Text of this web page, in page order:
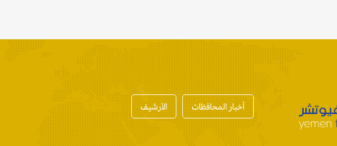
أخبار المحافظات الأرشيف